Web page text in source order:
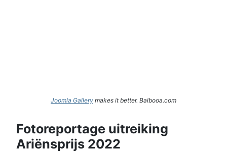
Joomla Gallery makes it better. Balbooa.com
Fotoreportage uitreiking
Ariënsprijs 2022